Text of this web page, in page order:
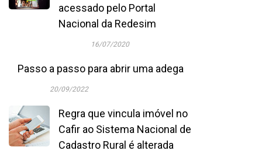
acessado pelo Portal
Nacional da Redesim
16/07/2020
Passo a passo para abrir uma adega
20/09/2022
Regra que vincula imóvel no
Cafir ao Sistema Nacional de
Cadastro Rural é alterada